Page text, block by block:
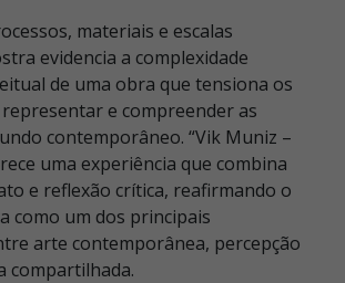
materiais e escalas
evidencia a complexidade
de uma obra que tensiona os
e compreender as
contemporâneo. “Vik Muniz –
uma experiência que combina
e reflexão crítica, reafirmando o
como um dos principais
arte contemporânea, percepção
compartilhada.